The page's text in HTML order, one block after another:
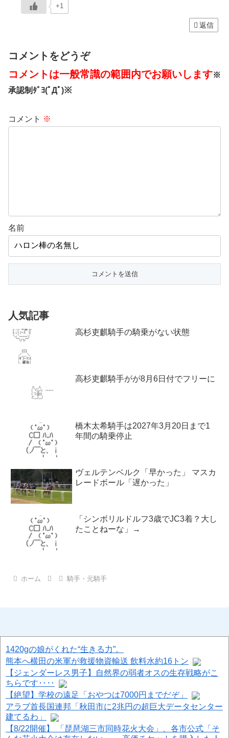
+1
返信
コメントをどうぞ
コメントは一般常識の範囲内でお願いします※
承認制ﾀﾞﾖ(ﾟДﾟ)※
コメント ※
名前
人気記事
高杉吏麒騎手の騎乗がない状態
高杉吏麒騎手がが8月6日付でフリーに
橋木太希騎手は2027年3月20日まで1
年間の騎乗停止
ヴェルテンベルク「早かった」 マスカ
レードボール「遅かった」
「シンボリルドルフ3歳でJC3着？大し
たことねーな」→
ホーム 騎手・元騎手
1420gの娘がくれた“生きる力”。
熊本へ横田の米軍が救援物資輸送 飲料水約16トン
【ジェンダーレス男子】自然界の弱者オスの生存戦略がこ
ちらです‥‥
【絶望】学校の遠足「おやつは7000円までだぞ」
アラブ首長国連邦「秋田市に2兆円の超巨大データセンター
建てるわ」
【8/22開催】 「琵琶湖三市同時花火大会」、各市公式「そ